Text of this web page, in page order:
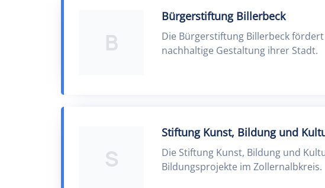
B
Bürgerstiftung Billerbeck
Die Bürgerstiftung Billerbeck
nachhaltige Gestaltung ihrer Stadt.
S
Stiftung Kunst, Bildung und
Die Stiftung Kunst, Bildung und
Bildungsprojekte im Zollernalbkreis.